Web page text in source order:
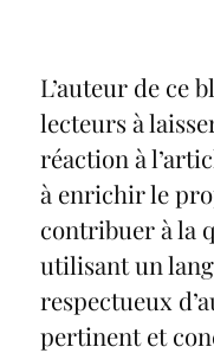
L’auteur de ce
lecteurs à
réaction à
à enrichir le
contribuer à la
utilisant un
respectueux
pertinent et